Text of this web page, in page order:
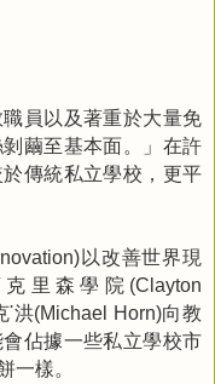
員以及著重於大量免
繭至基本面。」在許
傳統私立學校，更平
以改善世界現
里森學院 (Clayton
˙洪(Michael Horn)向教
佔據一些私立學校市
樣。